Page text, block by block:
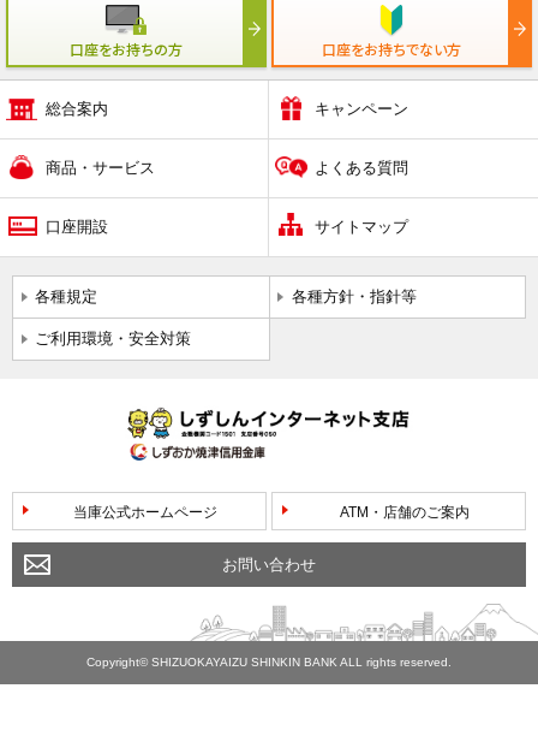
口座をお持ちの方 口座をお持ちでない方
総合案内 キャンペーン
商品・サービス よくある質問
口座開設 サイトマップ
各種規定 各種方針・指針等
ご利用環境・安全対策
当庫公式ホームページ ATM・店舗のご案内
お問い合わせ
Copyright© SHIZUOKAYAIZU SHINKIN BANK ALL rights reserved.